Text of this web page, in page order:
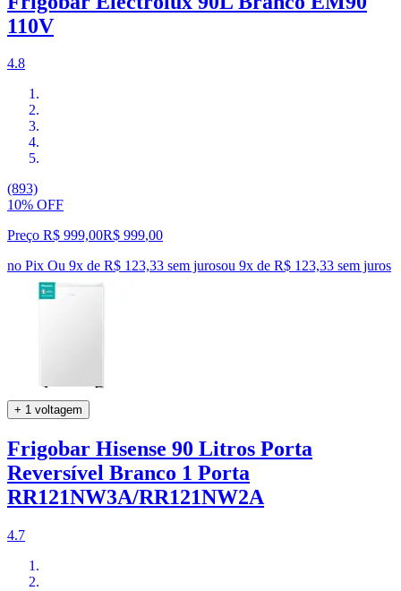
110V
4.8
(893)
10% OFF
Preço R$ 999,00R$ 999,00
no Pix Ou 9x de R$ 123,33 sem jurosou 9x de R$ 123,33 sem juros
+ 1 voltagem
Frigobar Hisense 90 Litros Porta
Reversível Branco 1 Porta
RR121NW3A/RR121NW2A
4.7